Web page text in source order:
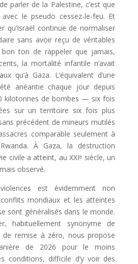
parler de la Palestine, c’est que
le pseudo cessez-le-feu. Et
qu’Israël continue de normaliser
sans avoir reçu de véritables
ton de rappeler que jamais,
la mortalité infantile n’avait
qu’à Gaza. L’équivalent d’une
anéantie chaque jour depuis
kilotonnes de bombes — six fois
sur un territoire six fois plus
précédent de mineurs mutilés
comparable seulement à
À Gaza, la destruction
civile a atteint, au XXIᵉ siècle, un
observé.
est évidemment non
mondiaux et les atteintes
sont généralisés dans le monde.
habituellement synonyme de
remise à zéro, nous propose
de 2026 pour le moins
conditions, difficile d’y voir des